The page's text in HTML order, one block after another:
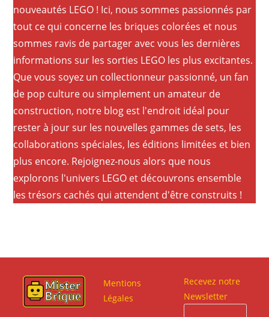
nouveautés LEGO ! Ici, nous sommes passionnés par
tout ce qui concerne les briques colorées et nous
sommes ravis de partager avec vous les dernières
informations sur les sorties LEGO les plus excitantes.
Que vous soyez un collectionneur passionné, un fan
de pop culture ou simplement un amateur de
construction, notre blog est l'endroit idéal pour
rester à jour sur les nouvelles gammes de sets, les
collaborations spéciales, les éditions limitées et bien
plus encore. Rejoignez-nous alors que nous
explorons l'univers LEGO et découvrons ensemble
les trésors cachés qui attendent d'être construits !
Mentions
Légales
Recevez notre
Newsletter